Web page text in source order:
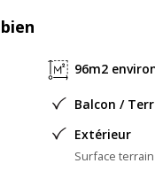
96m2
Balcon /
Extérieur
Surface terrain